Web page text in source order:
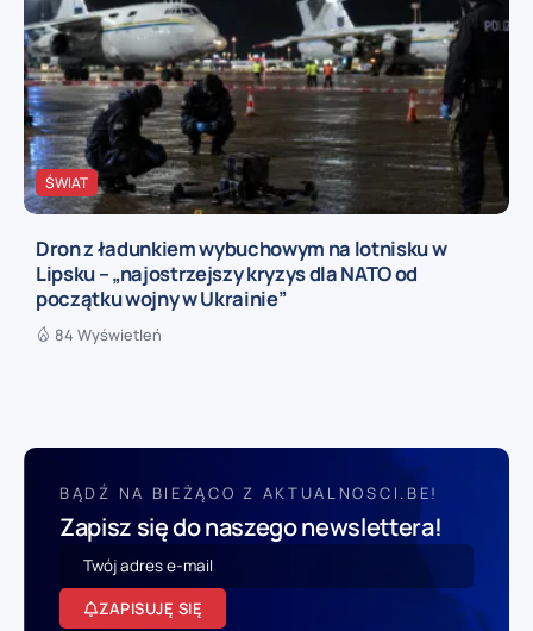
ŚWIAT
Dron z ładunkiem wybuchowym na lotnisku w
Lipsku – „najostrzejszy kryzys dla NATO od
początku wojny w Ukrainie”
84 Wyświetleń
BĄDŹ NA BIEŻĄCO Z AKTUALNOSCI.BE!
Zapisz się do naszego newslettera!
ZAPISUJĘ SIĘ